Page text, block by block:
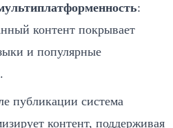
:
контент покрывает
и популярные
публикации система
контент, поддерживая